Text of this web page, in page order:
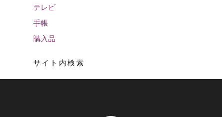
テレビ
手帳
購入品
サイト内検索